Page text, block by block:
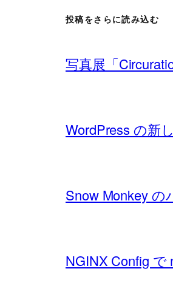
投稿をさらに読み込む
写真展「
WordPress の新
Snow Monkey
NGINX Config で